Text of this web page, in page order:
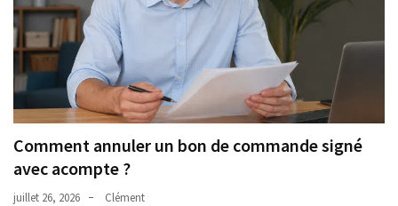
Comment annuler un bon de commande signé
avec acompte ?
juillet 26, 2026 Clément